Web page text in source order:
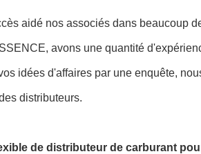
aidé nos associés dans beaucoup
avons une quantité
idées d'affaires par une enquête,
distributeurs.
de distributeur de carburant